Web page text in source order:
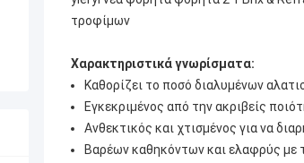
τροφίμων
Χαρακτηριστικά γνωρίσματα:
Καθορίζει το ποσό διαλυμένων
Εγκεκριμένος από την ακριβείς
Ανθεκτικός και χτισμένος για να
Βαρέων καθηκόντων και ελαφρύς με